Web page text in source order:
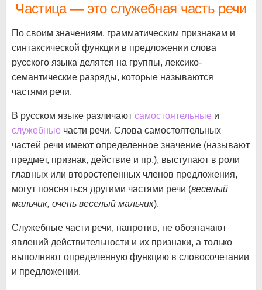
Частица — это служебная часть речи
По своим значениям, грамматическим признакам и
синтаксической функции в предложении слова
русского языка делятся на группы, лексико-
семантические разряды, которые называются
частями речи.
В русском языке различают самостоятельные и
служебные части речи. Слова самостоятельных
частей речи имеют определенное значение (называют
предмет, признак, действие и пр.), выступают в роли
главных или второстепенных членов предложения,
могут поясняться другими частями речи (веселый
мальчик, очень веселый мальчик).
Служебные части речи, напротив, не обозначают
явлений действительности и их признаки, а только
выполняют определенную функцию в словосочетании
и предложении.